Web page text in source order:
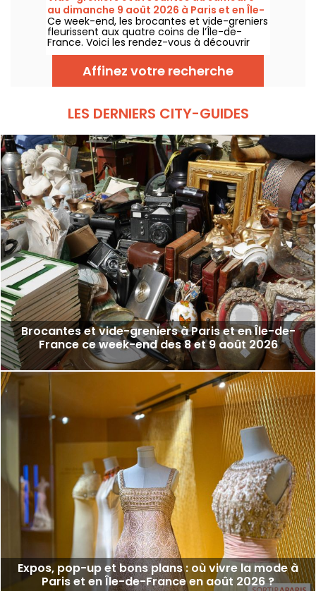
au dimanche 9 août 2026 à Paris et en Île-
de-France - le programme du week-end
Ce week-end, les brocantes et vide-greniers
fleurissent aux quatre coins de l’Île-de-
France. Voici les rendez-vous à découvrir
ces samedi 8 et dimanche 9 août 2026 pour
chiner, fouiller et peut-être dénicher la perle
Affinez votre recherche
LES DERNIERS CITY-GUIDES
Brocantes et vide-greniers à Paris et en Île-de-
France ce week-end des 8 et 9 août 2026
Expos, pop-up et bons plans : où vivre la mode à
Paris et en Île-de-France en août 2026 ?